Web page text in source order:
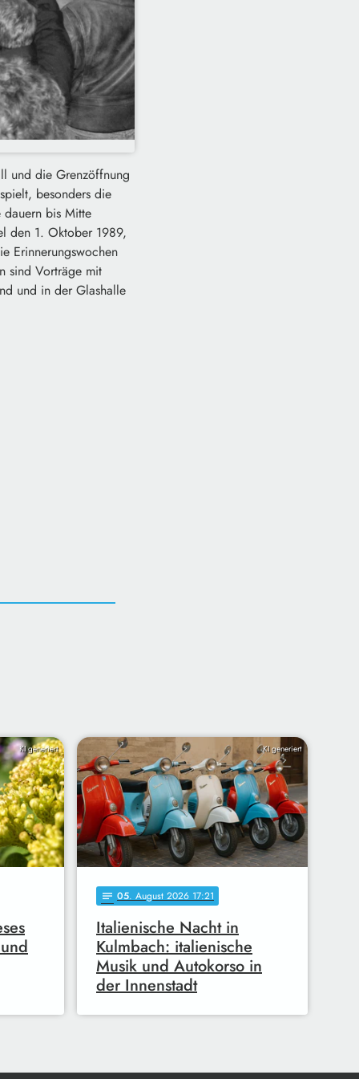
und die Grenzöffnung
besonders die
bis Mitte
den 1. Oktober 1989,
Erinnerungswochen
sind Vorträge mit
und in der Glashalle
KI generiert KI generiert
notes 05. August 2026 17:21
Italienische Nacht in
Kulmbach: italienische
Musik und Autokorso in
der Innenstadt